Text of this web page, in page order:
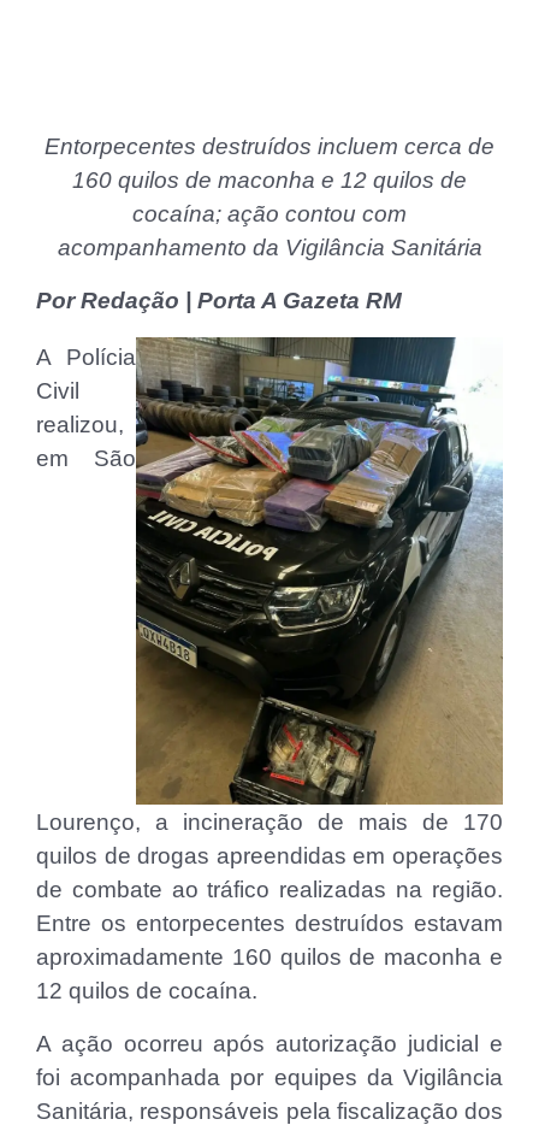
Entorpecentes destruídos incluem cerca de
160 quilos de maconha e 12 quilos de
cocaína; ação contou com
acompanhamento da Vigilância Sanitária
Por Redação | Porta A Gazeta RM
A Polícia
Civil
realizou,
em São
Lourenço, a incineração de mais de 170
quilos de drogas apreendidas em operações
de combate ao tráfico realizadas na região.
Entre os entorpecentes destruídos estavam
aproximadamente 160 quilos de maconha e
12 quilos de cocaína.
A ação ocorreu após autorização judicial e
foi acompanhada por equipes da Vigilância
Sanitária, responsáveis pela fiscalização dos